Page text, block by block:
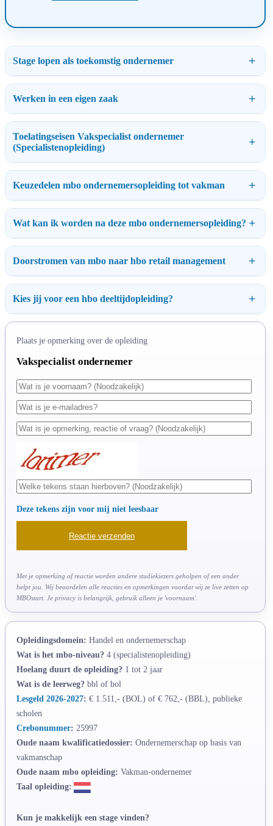
Stage lopen als toekomstig ondernemer
Werken in een eigen zaak
Toelatingseisen Vakspecialist ondernemer
(Specialistenopleiding)
Keuzedelen mbo ondernemersopleiding tot vakman
Wat kan ik worden na deze mbo ondernemersopleiding?
Doorstromen van mbo naar hbo retail management
Kies jij voor een hbo deeltijdopleiding?
Plaats je opmerking over de opleiding
Vakspecialist ondernemer
Deze tekens zijn voor mij niet leesbaar
Met je opmerking of reactie worden andere studiekiezers geholpen of een ander
helpt jou. Wij beoordelen alle reacties en opmerkingen voordat wij ze live zetten op
MBOstart. Je privacy is belangrijk, gebruik alleen je 'voornaam'.
Opleidingsdomein: Handel en ondernemerschap
Wat is het mbo-niveau? 4 (specialistenopleiding)
Hoelang duurt de opleiding? 1 tot 2 jaar
Wat is de leerweg? bbl of bol
Lesgeld 2026-2027: € 1.511,- (BOL) of € 762,- (BBL), publieke
scholen
Crebonummer: 25997
Oude naam kwalificatiedossier: Ondernemerschap op basis van
vakmanschap
Oude naam mbo opleiding: Vakman-ondernemer
Taal opleiding:
Kun je makkelijk een stage vinden?